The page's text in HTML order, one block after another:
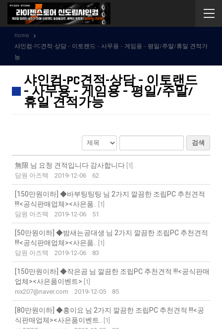
Home
샤인컴-PC견적-상담 – 이토랜드 – 사무용 – 게임용 – 평일/주말/휴일 견적가
능
샤인컴-PC견적-상담 – 이토랜드
– 사무용 – 게임용 – 평일/주말/
휴일 견적가능
검색
無限 님 요청 견적입니다 감사합니다 [1]
담원 아즈텍
2019-12-06 62
[150만원이하] ◆바부팅팅팅 님 2가지 깔끔한 조립PC 추천견적
!!!<공식판매업체><사은품..
[1]
담원 아즈텍
2019-12-06 51
[50만원이하] ◆밤새는공대생 님 2가지 깔끔한 조립PC 추천견적
!!!<공식판매업체><사은품..
[1]
담원 아즈텍
2019-12-06 83
[150만원이하] ◆작은곰 님 깔끔한 조립PC 추천견적 !!!<공식판매
업체><사은품이벤트> [1]
nix207@naver.com
2019-12-05 85
[80만원이하] ◆홍이요 님 2가지 깔끔한 조립PC 추천견적 !!!<공
식판매업체><사은품이벤트..
[1]